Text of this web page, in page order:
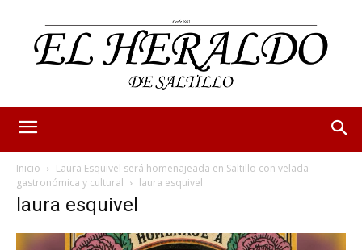
Inicio
Laura Esquivel será homenajeada en Saltillo con velada
gastronómica y cultural
laura esquivel
laura esquivel